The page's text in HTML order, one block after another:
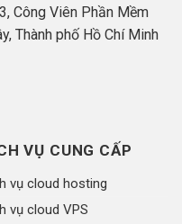
Công Viên Phần Mềm
Thành phố Hồ Chí Minh
VỤ CUNG CẤP
vụ cloud hosting
vụ cloud VPS